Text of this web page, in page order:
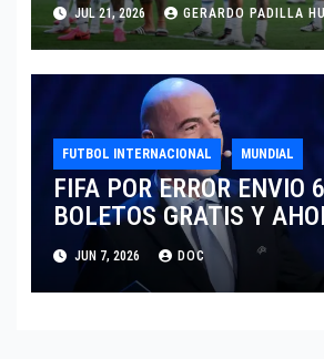
JUL 21, 2026 GERARDO PADILLA
FUTBOL INTERNACIONAL MUNDIAL
FIFA POR ERROR ENVIO
BOLETOS GRATIS Y
COBRO.
JUN 7, 2026 DOC